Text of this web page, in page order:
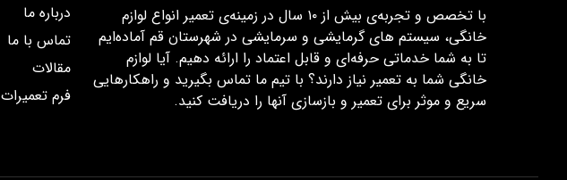
با تخصص و تجربه‌ی بیش از ۱۰ سال در زمینه‌ی تعمیر انواع لوازم
خانگی، سیستم های گرمایشی و سرمایشی در شهرستان قم آماده‌ایم
تا به شما خدماتی حرفه‌ای و قابل اعتماد را ارائه دهیم. آیا لوازم
خانگی شما به تعمیر نیاز دارند؟ با تیم ما تماس بگیرید و راهکارهایی
سریع و موثر برای تعمیر و بازسازی آنها را دریافت کنید.
درباره ما
تماس با ما
مقالات
فرم تعمیرات